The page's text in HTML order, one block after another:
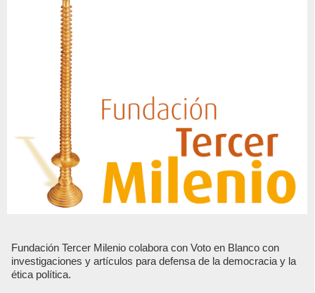
Fundación Tercer Milenio colabora con Voto en Blanco con
investigaciones y artículos para defensa de la democracia y la
ética política.